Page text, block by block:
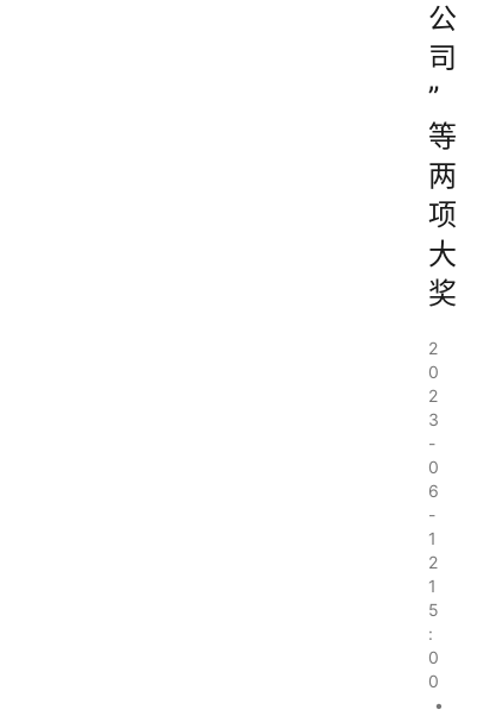
公
司
”
等
两
项
大
奖
2
0
2
3
-
0
6
-
1
2
1
5
:
0
0
•